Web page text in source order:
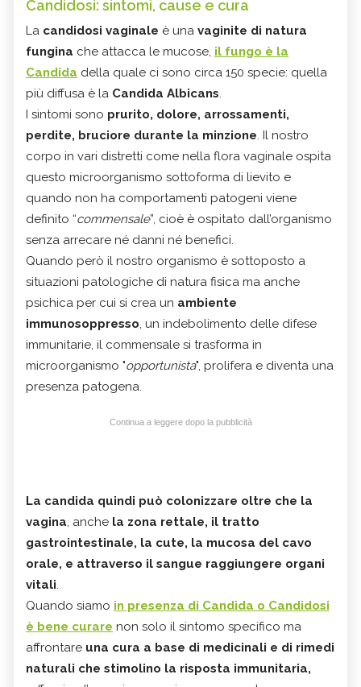
Candidosi: sintomi, cause e cura
La candidosi vaginale è una vaginite di natura
fungina che attacca le mucose, il fungo è la
Candida della quale ci sono circa 150 specie: quella
più diffusa è la Candida Albicans.
I sintomi sono prurito, dolore, arrossamenti,
perdite, bruciore durante la minzione. Il nostro
corpo in vari distretti come nella flora vaginale ospita
questo microorganismo sottoforma di lievito e
quando non ha comportamenti patogeni viene
definito “commensale”, cioè è ospitato dall’organismo
senza arrecare né danni né benefici.
Quando però il nostro organismo è sottoposto a
situazioni patologiche di natura fisica ma anche
psichica per cui si crea un ambiente
immunosoppresso, un indebolimento delle difese
immunitarie, il commensale si trasforma in
microorganismo "opportunista", prolifera e diventa una
presenza patogena.
Continua a leggere dopo la pubblicità
La candida quindi può colonizzare oltre che la
vagina, anche la zona rettale, il tratto
gastrointestinale, la cute, la mucosa del cavo
orale, e attraverso il sangue raggiungere organi
vitali.
Quando siamo in presenza di Candida o Candidosi
è bene curare non solo il sintomo specifico ma
affrontare una cura a base di medicinali e di rimedi
naturali che stimolino la risposta immunitaria,